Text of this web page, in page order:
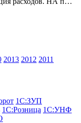
2013 2012 2011
1С:ЗУП
1С:Розница 1С:УНФ